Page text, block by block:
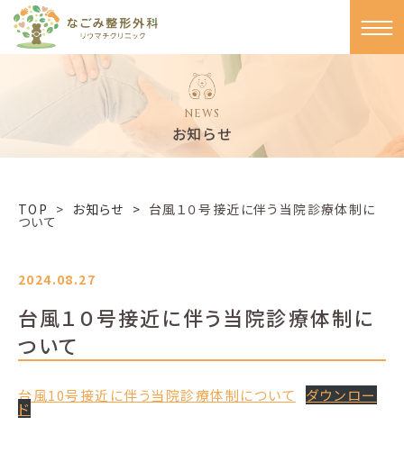
NEWS
お知らせ
TOP > お知らせ > 台風１０号接近に伴う当院診療体制に
ついて
2024.08.27
台風１０号接近に伴う当院診療体制に
ついて
台風10号接近に伴う当院診療体制について ダウンロー
ド